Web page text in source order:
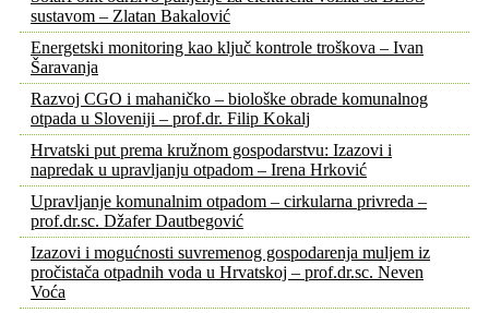
sustavom – Zlatan Bakalović
Energetski monitoring kao ključ kontrole troškova – Ivan
Šaravanja
Razvoj CGO i mahaničko – biološke obrade komunalnog
otpada u Sloveniji – prof.dr. Filip Kokalj
Hrvatski put prema kružnom gospodarstvu: Izazovi i
napredak u upravljanju otpadom – Irena Hrković
Upravljanje komunalnim otpadom – cirkularna privreda –
prof.dr.sc. Džafer Dautbegović
Izazovi i mogućnosti suvremenog gospodarenja muljem iz
pročistača otpadnih voda u Hrvatskoj – prof.dr.sc. Neven
Voća